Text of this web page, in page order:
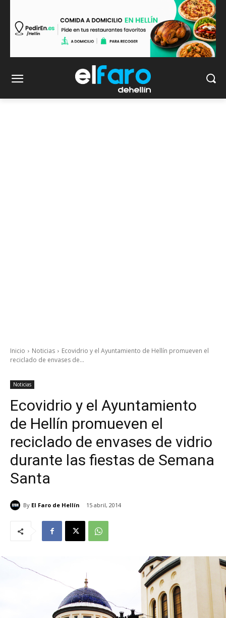
Inicio Noticias
Ecovidrio y el Ayuntamiento de Hellín promueven el
reciclado de envases de...
Noticias
Ecovidrio y el Ayuntamiento
de Hellín promueven el
reciclado de envases de vidrio
durante las fiestas de Semana
Santa
By El Faro de Hellín 15 abril, 2014